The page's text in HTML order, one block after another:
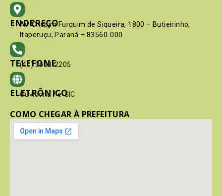
ENDEREÇO
Av. Crispim Furquim de Siqueira, 1800 – Butieirinho,
Itaperuçu, Paraná – 83560-000
TELEFONE
(41) 3603-2205
ELETRÔNICO
Ouvidoria / e-SIC
COMO CHEGAR À PREFEITURA